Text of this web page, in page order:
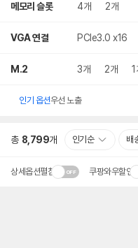
메모리 슬롯 4개 2개
VGA 연결 PCIe3.0 x16
M.2 3개 2개 1
인기 옵션우선 노출
총 8,799개 인기순 배
상세옵션펼침 쿠팡와우할인